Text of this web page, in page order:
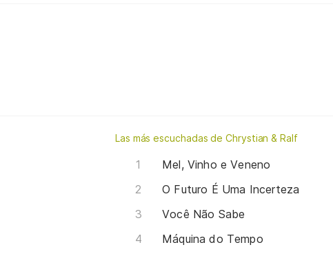
Las más escuchadas de Chrystian & Ralf
Mel, Vinho e Veneno
O Futuro É Uma Incerteza
Você Não Sabe
Máquina do Tempo